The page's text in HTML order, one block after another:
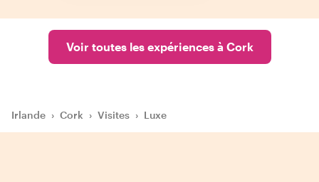
Voir toutes les expériences à Cork
Irlande › Cork › Visites › Luxe